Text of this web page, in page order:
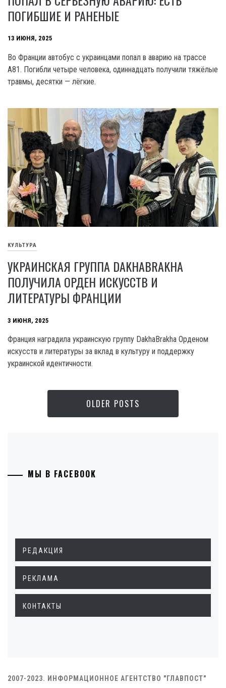
ПОГИБШИЕ И РАНЕНЫЕ
13 ИЮНЯ, 2025
Во Франции автобус с украинцами попал в аварию на трассе
A81. Погибли четыре человека, одиннадцать получили тяжёлые
травмы, десятки — лёгкие.
КУЛЬТУРА
УКРАИНСКАЯ ГРУППА DAKHABRAKHA
ПОЛУЧИЛА ОРДЕН ИСКУССТВ И
ЛИТЕРАТУРЫ ФРАНЦИИ
3 ИЮНЯ, 2025
Франция наградила украинскую группу DakhaBrakha Орденом
искусств и литературы за вклад в культуру и поддержку
украинской идентичности.
OLDER POSTS
МЫ В FACEBOOK
РЕДАКЦИЯ
РЕКЛАМА
КОНТАКТЫ
2007-2023. ИНФОРМАЦИОННОЕ АГЕНТСТВО "ГЛАВПОСТ"